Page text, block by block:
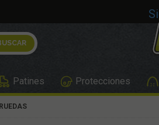
Patines Protecciones
RUEDAS